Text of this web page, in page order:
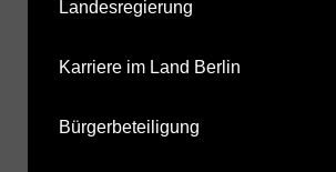
Landesregierung
Karriere im Land Berlin
Bürgerbeteiligung